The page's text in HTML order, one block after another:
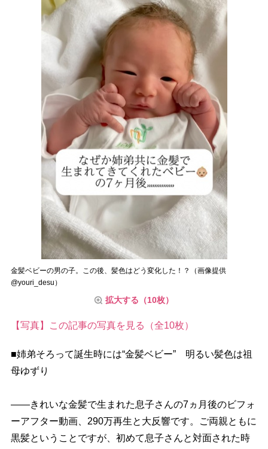
金髪ベビーの男の子。この後、髪色はどう変化した！？（画像提供
@youri_desu）
拡大する（10枚）
【写真】この記事の写真を見る（全10枚）
■姉弟そろって誕生時には“金髪ベビー” 明るい髪色は祖
母ゆずり
――きれいな金髪で生まれた息子さんの7ヵ月後のビフォ
ーアフター動画、290万再生と大反響です。ご両親ともに
黒髪ということですが、初めて息子さんと対面された時